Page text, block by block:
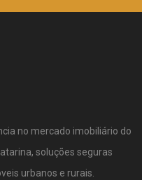
no mercado imobiliário do
soluções seguras
urbanos e rurais.